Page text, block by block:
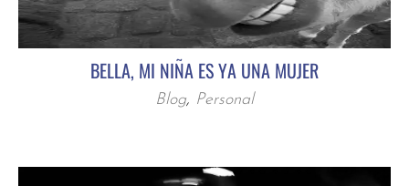
BELLA, MI NIÑA ES YA UNA MUJER
Blog, Personal